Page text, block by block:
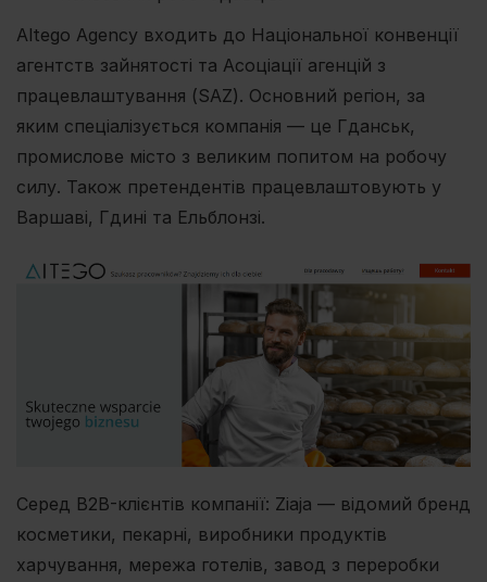
Altego Agency входить до Національної конвенції
агентств зайнятості та Асоціації агенцій з
працевлаштування (SAZ). Основний регіон, за
яким спеціалізується компанія — це Гданськ,
промислове місто з великим попитом на робочу
силу. Також претендентів працевлаштовують у
Варшаві, Гдині та Ельблонзі.
Серед B2B-клієнтів компанії: Ziaja — відомий бренд
косметики, пекарні, виробники продуктів
харчування, мережа готелів, завод з переробки